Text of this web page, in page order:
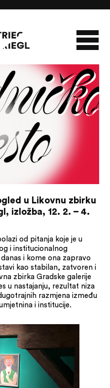
SLAVO STRIEGL
LIKOVNA ZBIRKA
DOKUMENTI
u Likovnu zbirku
izložba, 12. 2. – 4.
od pitanja koje je u
i institucionalnog
i kome ona zapravo
kao stabilan, zatvoren i
zbirka Gradske galerije
u nastajanju, rezultat niza
razmjena između
i institucije.